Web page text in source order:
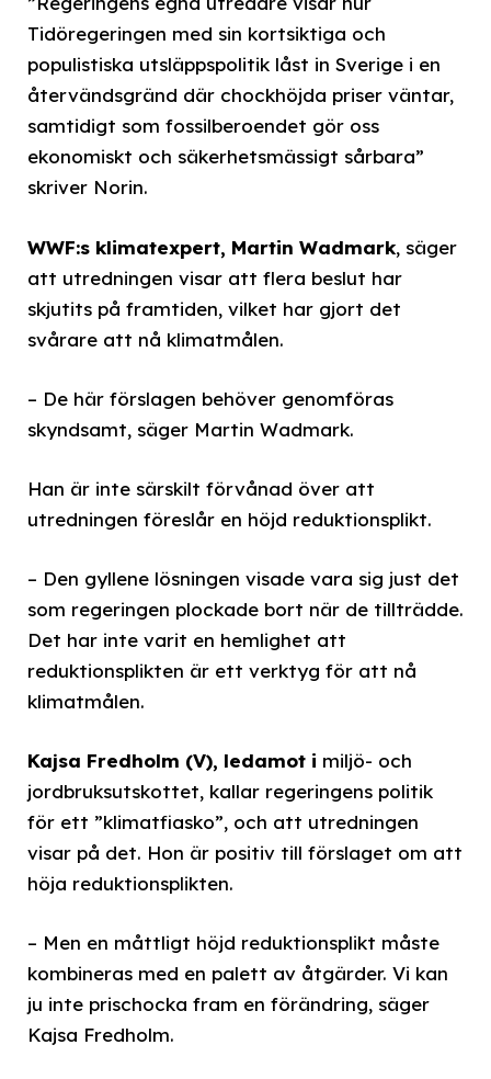
Tidöregeringen med sin kortsiktiga och
populistiska utsläppspolitik låst in Sverige i en
återvändsgränd där chockhöjda priser väntar,
samtidigt som fossilberoendet gör oss
ekonomiskt och säkerhetsmässigt sårbara”
skriver Norin.
WWF:s klimatexpert, Martin Wadmark, säger
att utredningen visar att flera beslut har
skjutits på framtiden, vilket har gjort det
svårare att nå klimatmålen.
– De här förslagen behöver genomföras
skyndsamt, säger Martin Wadmark.
Han är inte särskilt förvånad över att
utredningen föreslår en höjd reduktionsplikt.
– Den gyllene lösningen visade vara sig just det
som regeringen plockade bort när de tillträdde.
Det har inte varit en hemlighet att
reduktionsplikten är ett verktyg för att nå
klimatmålen.
Kajsa Fredholm (V), ledamot i miljö- och
jordbruksutskottet, kallar regeringens politik
för ett ”klimatfiasko”, och att utredningen
visar på det. Hon är positiv till förslaget om att
höja reduktionsplikten.
– Men en måttligt höjd reduktionsplikt måste
kombineras med en palett av åtgärder. Vi kan
ju inte prischocka fram en förändring, säger
Kajsa Fredholm.